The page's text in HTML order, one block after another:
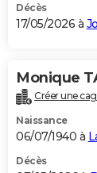
Décès
17/05/2026 à
Monique
Créer une
Naissance
06/07/1940 à
Décès